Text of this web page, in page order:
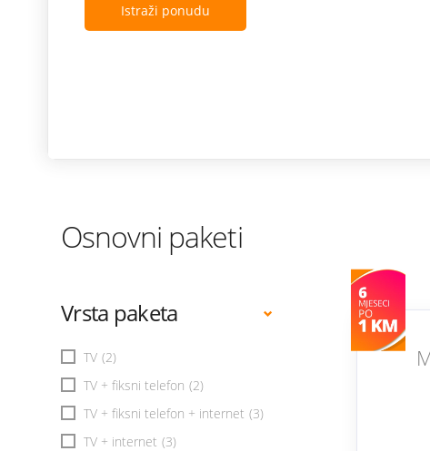
Istraži ponudu
Osnovni paketi
Vrsta paketa
TV (2)
TV + fiksni telefon (2)
TV + fiksni telefon + internet (3)
TV + internet (3)